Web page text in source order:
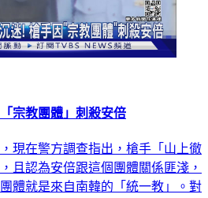
宗教團體」刺殺安倍
現在警方調查指出，槍手「山上徹
且認為安倍跟這個團體關係匪淺，
體就是來自南韓的「統一教」。對